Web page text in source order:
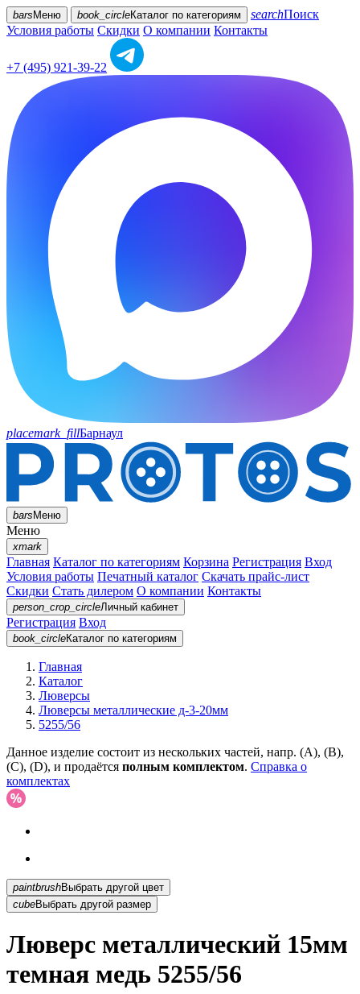
bars Меню book_circleКаталог по категориям searchПоиск
Условия работы Скидки О компании Контакты
+7 (495) 921-39-22
placemark_fillБарнаул
barsМеню
Меню
xmark
Главная Каталог по категориям Корзина Регистрация Вход
Условия работы Печатный каталог Скачать прайс-лист
Скидки Стать дилером О компании Контакты
person_crop_circleЛичный кабинет
Регистрация Вход
book_circleКаталог по категориям
Главная
Каталог
Люверсы
Люверсы металлические д-3-20мм
5255/56
Данное изделие состоит из нескольких частей, напр. (А), (B),
(С), (D), и продаётся полным комплектом. Справка о
комплектах
paintbrush
Выбрать другой цвет
cubeВыбрать другой размер
Люверс металлический 15мм
темная медь 5255/56